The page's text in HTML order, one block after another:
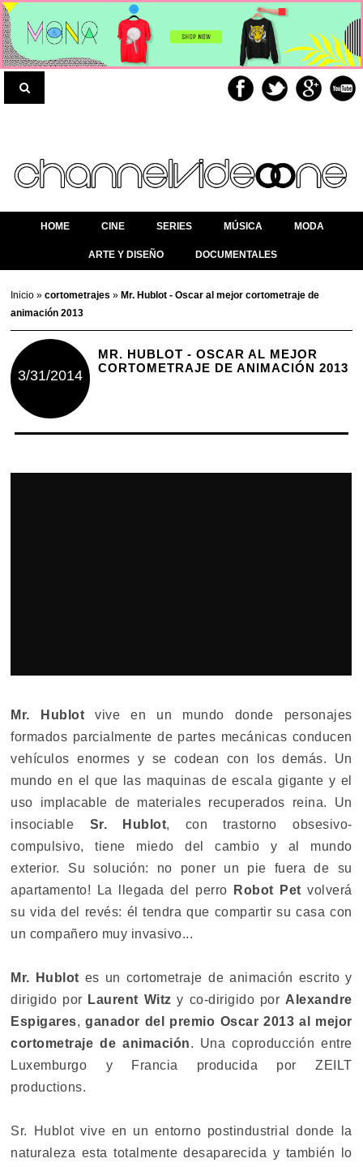
HOME CINE SERIES MÚSICA MODA
ARTE Y DISEÑO DOCUMENTALES
Inicio»cortometrajes» Mr. Hublot - Oscar al mejor cortometraje de
animación 2013
3/31/2014
MR. HUBLOT - OSCAR AL MEJOR
CORTOMETRAJE DE ANIMACIÓN 2013
Mr. Hublotvive en un mundo donde personajes
formados parcialmente de partes mecánicas conducen
vehículos enormes y se codean con los demás. Un
mundo en el que las maquinas de escala gigante y el
uso implacable de materiales recuperados reina. Un
insociable Sr. Hublot, con trastorno obsesivo-
compulsivo, tiene miedo del cambio y al mundo
exterior. Su solución: no poner un pie fuera de su
apartamento! La llegada del perro
Robot Petvolverá
su vida del revés: él tendra que compartir su casa con
un compañero muy invasivo...
Mr. Hublot es un cortometraje de animación escrito y
dirigido por Laurent Witz y co-dirigido por Alexandre
Espigares,ganador del premio Oscar 2013 al mejor
cortometraje de animación. Una coproducción entre
Luxemburgo y Francia producida por ZEILT
productions.
Sr. Hublot vive en un entorno postindustrial donde la
naturaleza esta totalmente desaparecida y también lo